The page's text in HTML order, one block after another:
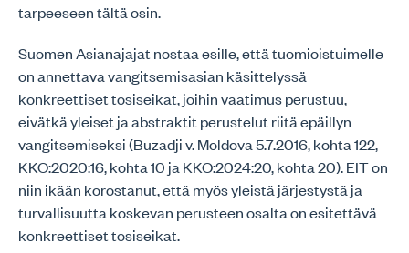
tarpeeseen tältä osin.
Suomen Asianajajat nostaa esille, että tuomioistuimelle
on annettava vangitsemisasian käsittelyssä
konkreettiset tosiseikat, joihin vaatimus perustuu,
eivätkä yleiset ja abstraktit perustelut riitä epäillyn
vangitsemiseksi (Buzadji v. Moldova 5.7.2016, kohta 122,
KKO:2020:16, kohta 10 ja KKO:2024:20, kohta 20). EIT on
niin ikään korostanut, että myös yleistä järjestystä ja
turvallisuutta koskevan perusteen osalta on esitettävä
konkreettiset tosiseikat.